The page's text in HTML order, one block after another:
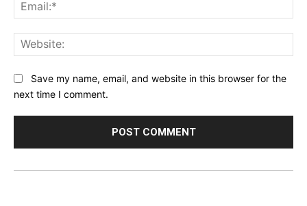
Save my name, email, and website in this browser for the
next time I comment.